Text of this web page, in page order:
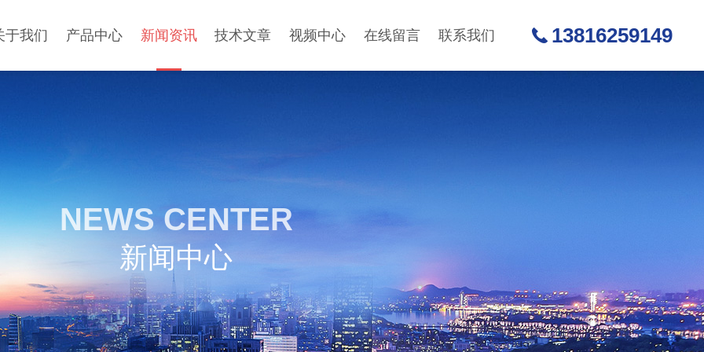
于我们 产品中心 新闻资讯 技术文章 视频中心 在线留言 联系我们 13816259149
NEWS CENTER
新闻中心